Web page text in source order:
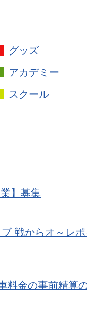
グッズ
アカデミー
スクール
】募集
戦からオ～レ
料金の事前精算